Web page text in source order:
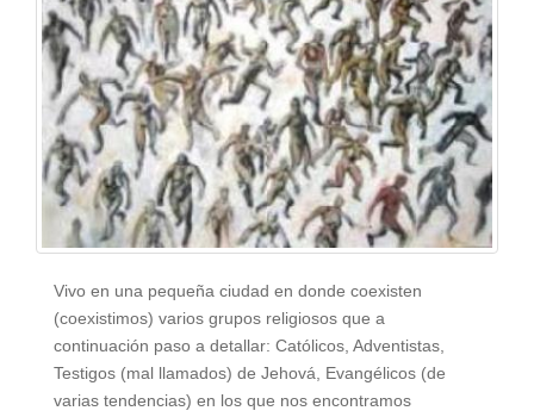
Vivo en una pequeña ciudad en donde coexisten
(coexistimos) varios grupos religiosos que a
continuación paso a detallar: Católicos, Adventistas,
Testigos (mal llamados) de Jehová, Evangélicos (de
varias tendencias) en los que nos encontramos